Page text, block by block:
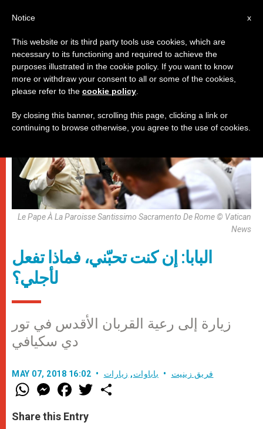
باباوات,زيارات
Le Pape À La Paroisse Santissimo Sacramento De Rome © Vatican
News
البابا: إن كنت تحبّني، فماذا تفعل
لأجلي؟
زيارة إلى رعية القربان الأقدس في تور
دي سكيافي
MAY 07, 2018 16:02 فريق زينيت باباوات, زيارات
W
h
t
s
M
e
s
e
F
a
e
b
w
Share this Entry
x
Notice
This website or its third party tools use cookies, which are
necessary to its functioning and required to achieve the
purposes illustrated in the cookie policy. If you want to know
more or withdraw your consent to all or some of the cookies,
please refer to the cookie policy
By closing this banner, scrolling this page, clicking a link or
continuing to browse otherwise, you agree to the use of cookies.